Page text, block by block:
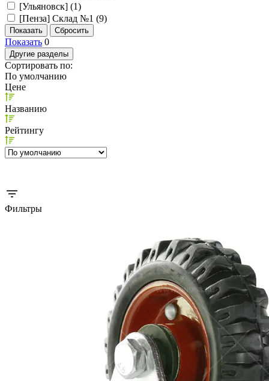
[Ульяновск] (1)
[Пенза] Склад №1 (9)
Показать 0
Другие разделы
Сортировать по:
По умолчанию
Цене
Названию
Рейтингу
Фильтры